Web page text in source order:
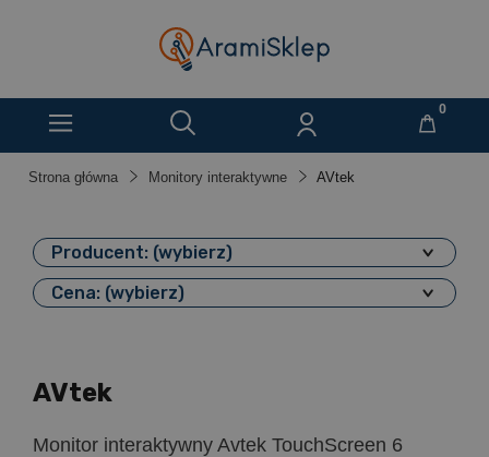
Strona główna Monitory interaktywne AVtek
Producent: (wybierz)
Cena: (wybierz)
AVtek
Monitor interaktywny Avtek TouchScreen 6